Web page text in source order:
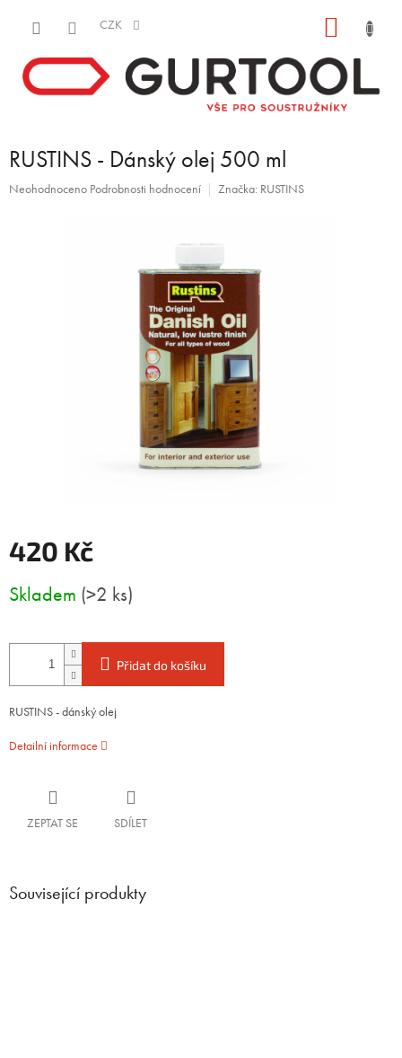
CZK
RUSTINS - Dánský olej 500 ml
Průměrné
Neohodnoceno Podrobnosti hodnocení Značka: RUSTINS
420 Kč
cena:
Skladem (>2 ks)
Přidat do košíku
RUSTINS - dánský olej
Detailní informace
ZEPTAT SE SDÍLET
Související produkty